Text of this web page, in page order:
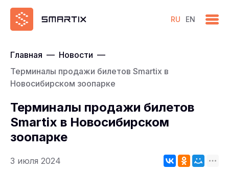
RU EN
Главная — Новости —
Терминалы продажи билетов Smartix в
Новосибирском зоопарке
Терминалы продажи билетов
Smartix в Новосибирском
зоопарке
3 июля 2024